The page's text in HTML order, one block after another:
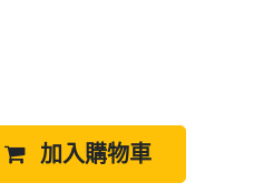
加入購物車